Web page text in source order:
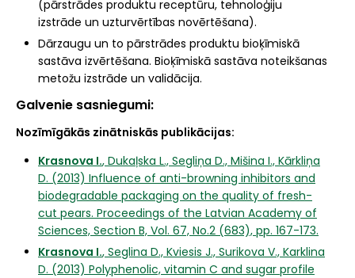
(pārstrādes produktu receptūru, tehnoloģiju
izstrāde un uzturvērtības novērtēšana).
Dārzaugu un to pārstrādes produktu bioķīmiskā
sastāva izvērtēšana. Bioķīmiskā sastāva noteikšanas
metožu izstrāde un validācija.
Galvenie sasniegumi
Nozīmīgākās zinātniskās publikācijas:
Krasnova I., Dukaļska L., Segliņa D., Mišina I., Kārkliņa
D. (2013) Influence of anti-browning inhibitors and
biodegradable packaging on the quality of fresh-
cut pears. Proceedings of the Latvian Academy of
Sciences, Section B, Vol. 67, No.2 (683), pp. 167-173.
Krasnova I., Seglina D., Kviesis J., Surikova V., Karklina
D. (2013) Polyphenolic, vitamin C and sugar profile